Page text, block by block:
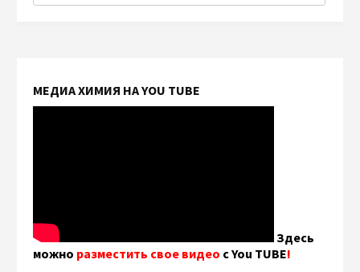
МЕДИА ХИМИЯ НА YOU TUBE
Здесь
можно разместить свое видео с You TUBE!